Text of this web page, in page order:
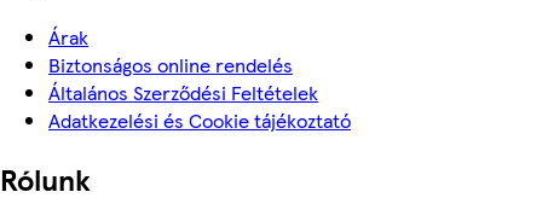
Árak
Biztonságos online rendelés
Általános Szerződési Feltételek
Adatkezelési és Cookie tájékoztató
Rólunk